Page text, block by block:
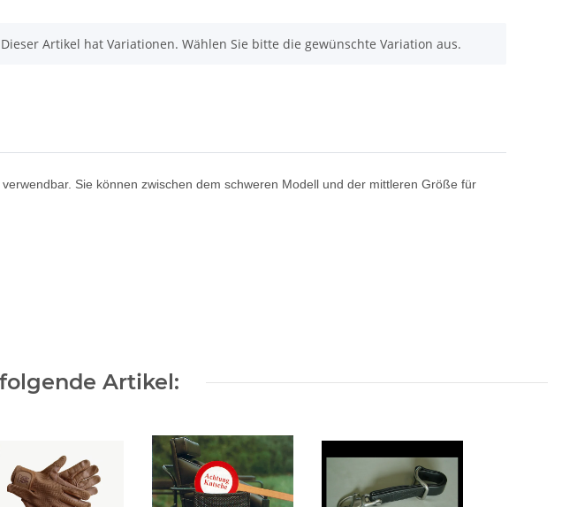
x
Dieser Artikel hat Variationen. Wählen Sie bitte die gewünschte Variation aus.
Sie können zwischen dem schweren Modell und der mittleren Größe für
Artikel: